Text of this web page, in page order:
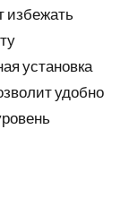
избежать
установка
удобно